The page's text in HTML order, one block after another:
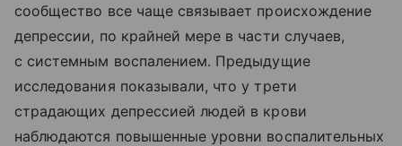
сообщество все чаще связывает происхождение
депрессии, по крайней мере в части случаев,
с системным воспалением. Предыдущие
исследования показывали, что у трети
страдающих депрессией людей в крови
наблюдаются повышенные уровни воспалительных